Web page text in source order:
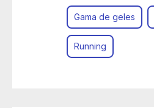
Gama de geles
Running